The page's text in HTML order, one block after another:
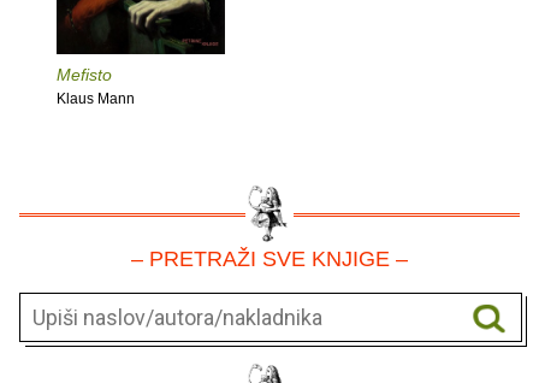
Mefisto
Klaus Mann
– PRETRAŽI SVE KNJIGE –